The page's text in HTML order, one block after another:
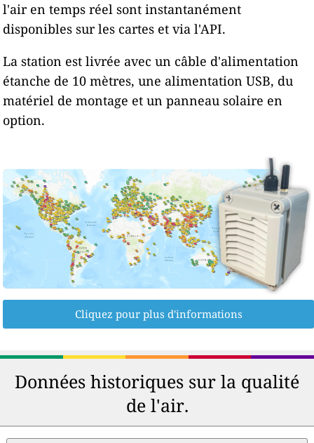
l'air en temps réel sont instantanément
disponibles sur les cartes et via l'API.
La station est livrée avec un câble d'alimentation
étanche de 10 mètres, une alimentation USB, du
matériel de montage et un panneau solaire en
option.
Cliquez pour plus d'informations
Données historiques sur la qualité
de l'air.